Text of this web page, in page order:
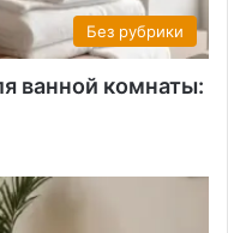
Без рубрики
ванной комнаты: